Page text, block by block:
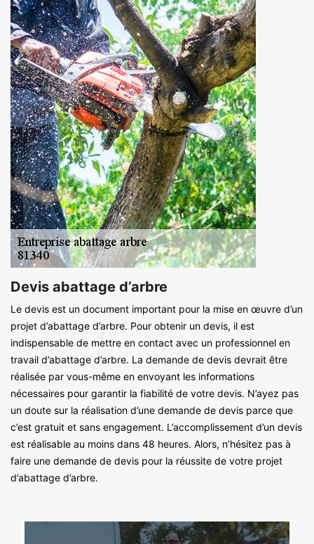
Devis abattage d’arbre
Le devis est un document important pour la mise en œuvre d’un
projet d’abattage d’arbre. Pour obtenir un devis, il est
indispensable de mettre en contact avec un professionnel en
travail d’abattage d’arbre. La demande de devis devrait être
réalisée par vous-même en envoyant les informations
nécessaires pour garantir la fiabilité de votre devis. N’ayez pas
un doute sur la réalisation d’une demande de devis parce que
c’est gratuit et sans engagement. L’accomplissement d’un devis
est réalisable au moins dans 48 heures. Alors, n’hésitez pas à
faire une demande de devis pour la réussite de votre projet
d’abattage d’arbre.